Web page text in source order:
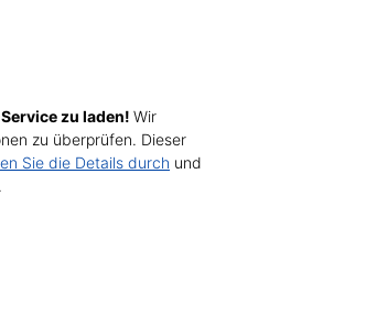
zu laden! Wir
zu überprüfen. Dieser
Sie die Details durch und